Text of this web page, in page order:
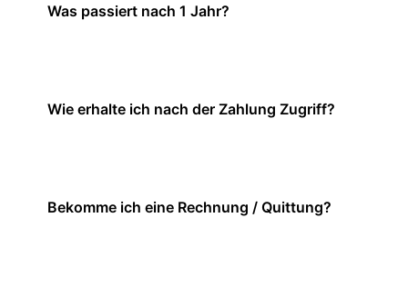
Was passiert nach 1 Jahr?
Wie erhalte ich nach der Zahlung Zugriff?
Bekomme ich eine Rechnung / Quittung?